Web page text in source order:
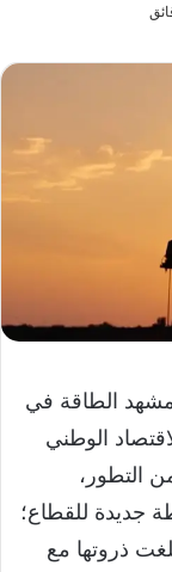
الطاقة في
الوطني
التطور،
جديدة للقطاع؛
ذروتها مع